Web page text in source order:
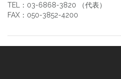
TEL：03-6868-3820 （代表）
FAX：050-3852-4200